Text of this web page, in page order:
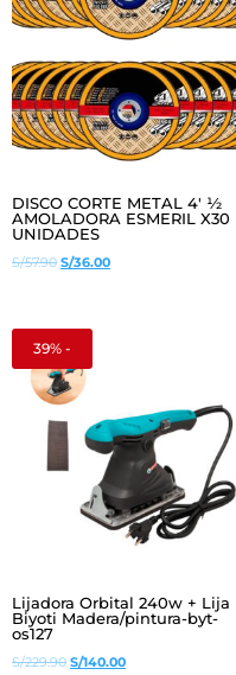
DISCO CORTE METAL 4′ ½
AMOLADORA ESMERIL X30
UNIDADES
S/57.90 El
era:
S/57.90.
S/36.00El
39% -
Lijadora Orbital 240w + Lija
Biyoti Madera/pintura-byt-
os127
S/229.90 El
S/140.00El